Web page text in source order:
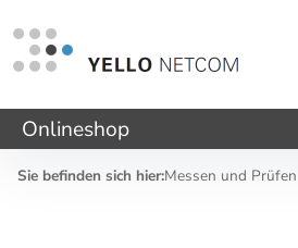
Onlineshop
Sie befinden sich hier:Messen und Prüfen